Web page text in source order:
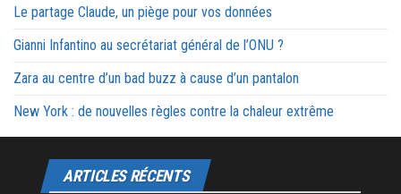
Le partage Claude, un piège pour vos données
Gianni Infantino au secrétariat général de l’ONU ?
Zara au centre d’un bad buzz à cause d’un pantalon
New York : de nouvelles règles contre la chaleur extrême
ARTICLES RÉCENTS